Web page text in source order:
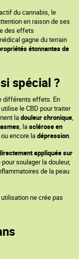
du cannabis, le
en raison de ses
des effets
gagne du terrain
étonnantes de
spécial ?
différents effets. En
le CBD pour traiter
ladouleur chronique,
, lasclérose en
ou encore ladépression.
appliquée sur
soulager la douleur,
de la peau
ne crée pas